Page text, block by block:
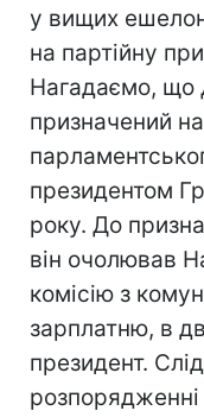
у вищих
на партійну
Нагадаємо, що
призначений
президентом
року. До
він очолював
комісію з
зарплатню, в
президент.